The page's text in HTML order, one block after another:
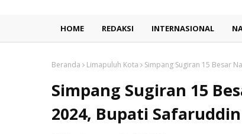
HOME REDAKSI INTERNASIONAL
Beranda Limapuluh Kota Simpang Sugiran 15 Besar
Simpang Sugiran 15
2024, Bupati